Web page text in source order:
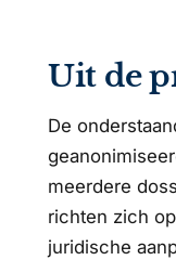
Uit de
De
meerdere
richten zich
juridische